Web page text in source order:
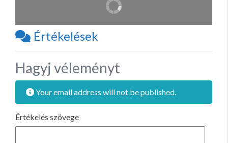
Értékelések
Hagyj véleményt
Your email address will not be published.
Értékelés szövege